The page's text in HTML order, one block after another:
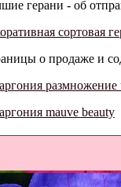
герани - об
сортовая
о продаже и
размножение
mauve beauty